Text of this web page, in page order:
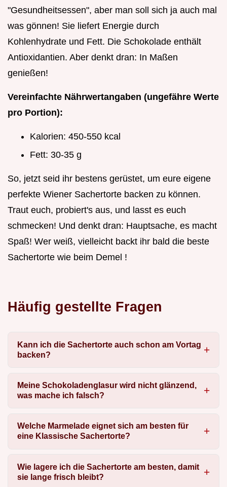
"Gesundheitsessen", aber man soll sich ja auch mal
was gönnen! Sie liefert Energie durch
Kohlenhydrate und Fett. Die Schokolade enthält
Antioxidantien. Aber denkt dran: In Maßen
genießen!
Vereinfachte Nährwertangaben (ungefähre Werte
pro Portion):
Kalorien: 450-550 kcal
Fett: 30-35 g
So, jetzt seid ihr bestens gerüstet, um eure eigene
perfekte Wiener Sachertorte backen zu können.
Traut euch, probiert's aus, und lasst es euch
schmecken! Und denkt dran: Hauptsache, es macht
Spaß! Wer weiß, vielleicht backt ihr bald die beste
Sachertorte wie beim Demel !
Häufig gestellte Fragen
Kann ich die Sachertorte auch schon am Vortag
backen?
Meine Schokoladenglasur wird nicht glänzend,
was mache ich falsch?
Welche Marmelade eignet sich am besten für
eine Klassische Sachertorte?
Wie lagere ich die Sachertorte am besten, damit
sie lange frisch bleibt?